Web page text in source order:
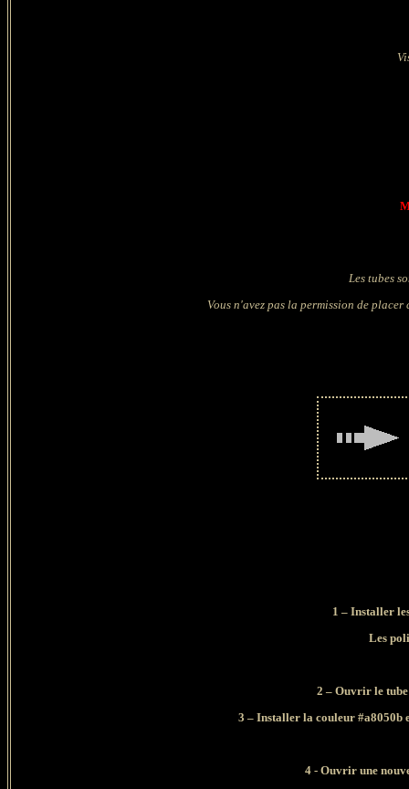
Les tubes
Vous n'avez pas la permission de
1 – Installer
Les
2 – Ouvrir le
3 – Installer la couleur #a8050b
4 - Ouvrir une